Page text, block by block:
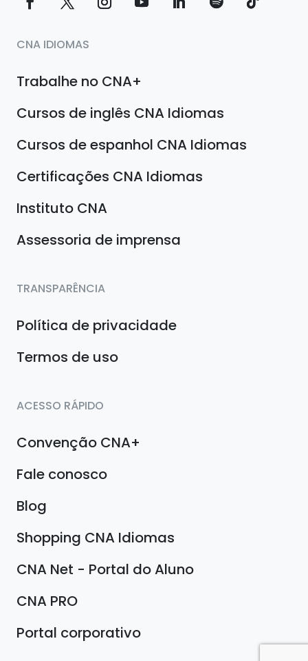
CNA IDIOMAS
Trabalhe no CNA+
Cursos de inglês CNA Idiomas
Cursos de espanhol CNA Idiomas
Certificações CNA Idiomas
Instituto CNA
Assessoria de imprensa
TRANSPARÊNCIA
Política de privacidade
Termos de uso
ACESSO RÁPIDO
Convenção CNA+
Fale conosco
Blog
Shopping CNA Idiomas
CNA Net - Portal do Aluno
CNA PRO
Portal corporativo